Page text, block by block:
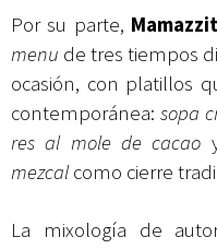
Por su parte,
menu de tres tiempos
ocasión, con platillos
contemporánea: sopa
res al mole de cacao
mezcalcomo cierre
La mixología de